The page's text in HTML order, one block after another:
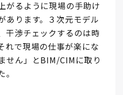
がるように現場の手助け
あります。３次元モデル
干渉チェックするのは時
れで現場の仕事が楽にな
せん」とBIM/CIMに取り